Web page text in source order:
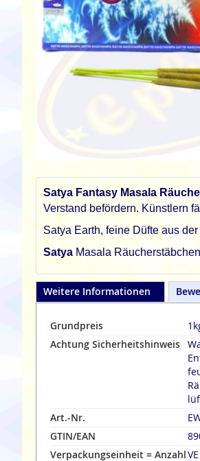
Anfang
der
Bildgalerie
Satya Fantasy Masala
Verstand befördern. Künstlern
Satya Earth, feine Düfte aus
Satya Masala
Weitere Informationen
Grundpreis
Achtung Sicherheitshinweis
Art.-Nr.
GTIN/EAN
Verpackungseinheit = Anzahl